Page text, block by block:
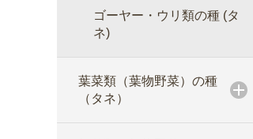
ゴーヤー・ウリ類の種 (タ
ネ)
葉菜類（葉物野菜）の種
（タネ）